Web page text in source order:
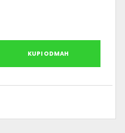
KUPI ODMAH